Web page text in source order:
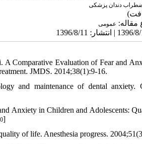
دندان پزشکی
عمومى
A Comparative Evaluation of Fear and
JMDS. 2014;38(1):9-16.
and maintenance of dental anxiety.
Anxiety in Children and Adolescents:
]
of life. Anesthesia progress.